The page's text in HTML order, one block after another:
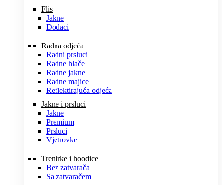
Flis
Jakne
Dodaci
Radna odjeća
Radni prsluci
Radne hlače
Radne jakne
Radne majice
Reflektirajuća odjeća
Jakne i prsluci
Jakne
Premium
Prsluci
Vjetrovke
Trenirke i hoodice
Bez zatvarača
Sa zatvaračem